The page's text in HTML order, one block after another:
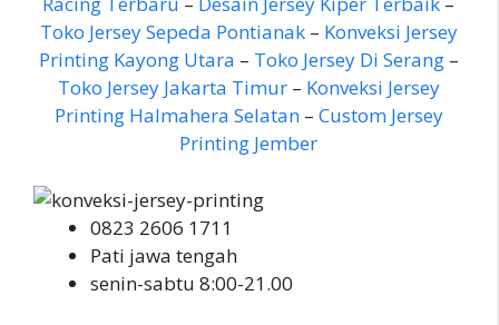
Toko Jersey Sepeda Pontianak– Konveksi Jersey
Printing Kayong Utara – Toko Jersey Di Serang–
Toko Jersey Jakarta Timur– Konveksi Jersey
Printing Halmahera Selatan– Custom Jersey
Printing Jember
0823 2606 1711
Pati jawa tengah
senin-sabtu 8:00-21.00